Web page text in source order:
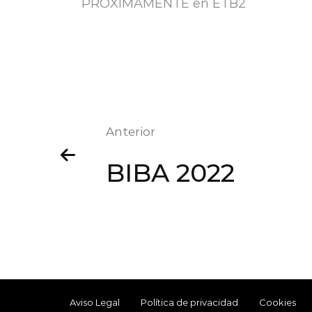
PRÓXIMAMENTE en ETB2
Anterior
BIBA 2022
Aviso Legal Política de privacidad Cookies